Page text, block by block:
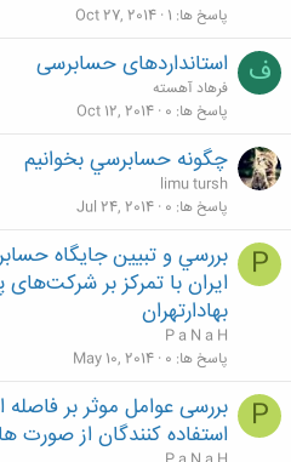
پاسخ ها 1
Oct 27, 2014
ف استانداردهای حسابرسی
فرهاد آهسته
پاسخ ها 0
Oct 12, 2014
چگونه حسابرسي بخوانيم
limu tursh
پاسخ ها 0
Jul 24, 2014
P
بررسي و تبيین جایگاه
ايران با تمرکز بر
بهادارتهران
P a N a H
پاسخ ها 0
May 10, 2014
P
بررسی عوامل موثر بر
استفاده کنندگان از صورت